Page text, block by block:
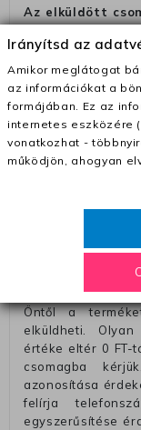
Az elküldött
Szállítási díjak:
– Futár -
munkanapon
történő
– Szállítás 1700
– A kapott termék
Pénzvisszatérítés:
A pénz
Öntől a
elküldheti.
értéke eltér 0 FT-
csomagba
azonosítása
felírja
egyszerűsítése
Irányítsd az
Amikor meglátogat
az információkat a
formájában. Ez az
internetes eszközére
vonatkozhat -
működjön, ahogyan